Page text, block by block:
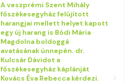
A veszprémi Szent Mihály
főszékesegyház felújított
harangjai mellett helyet kapott
egy új harang is Bódi Mária
Magdolna boldoggá
avatásának ünnepén. dr.
Kulcsár Dávidot a
főszékesegyház káplánját
Kovács Éva Rebecca kérdezi.